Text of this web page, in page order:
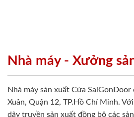
Nhà máy - Xưởng
Nhà máy sản xuất Cửa
Xuân, Quận 12, TP.Hồ Chí Minh.
dây truyền sản xuất đồng bộ các